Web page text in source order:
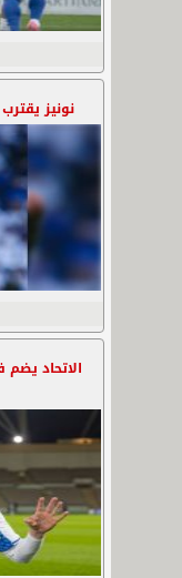
نونيز
الاتحاد